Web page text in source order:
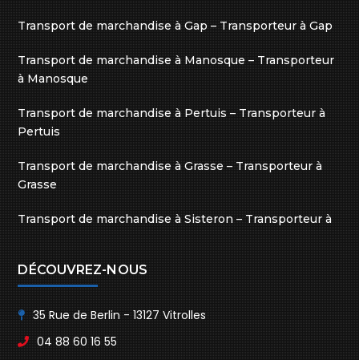
Transport de marchandise à Gap – Transporteur à Gap
Transport de marchandise à Manosque – Transporteur
à Manosque
Transport de marchandise à Pertuis – Transporteur à
Pertuis
Transport de marchandise à Grasse – Transporteur à
Grasse
Transport de marchandise à Sisteron – Transporteur à
Sisteron
DÉCOUVREZ-NOUS
35 Rue de Berlin - 13127 Vitrolles
04 88 60 16 55